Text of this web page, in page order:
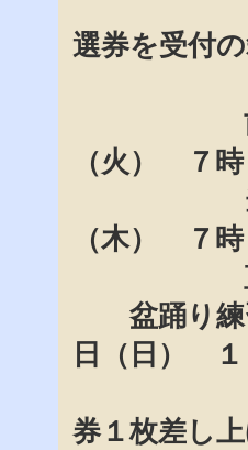
選券を受付
前日
（火） ７
当日
（木） ７
直前
盆踊り
日（日） １
券１枚差し